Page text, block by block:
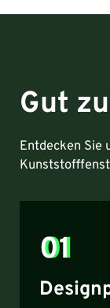
Gut
Entdecken Sie
01